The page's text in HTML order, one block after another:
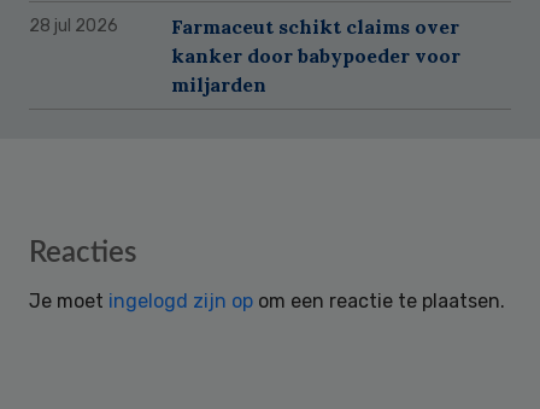
28 jul 2026
Farmaceut schikt claims over
kanker door babypoeder voor
miljarden
Reader
Reacties
Je moet ingelogd zijn op om een reactie te plaatsen.